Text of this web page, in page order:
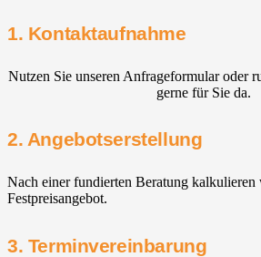
1. Kontaktaufnahme
Nutzen Sie unseren Anfrageformular oder
gerne für Sie da.
2. Angebotserstellung
Nach einer fundierten Beratung kalkulieren
Festpreisangebot.
3. Terminvereinbarung